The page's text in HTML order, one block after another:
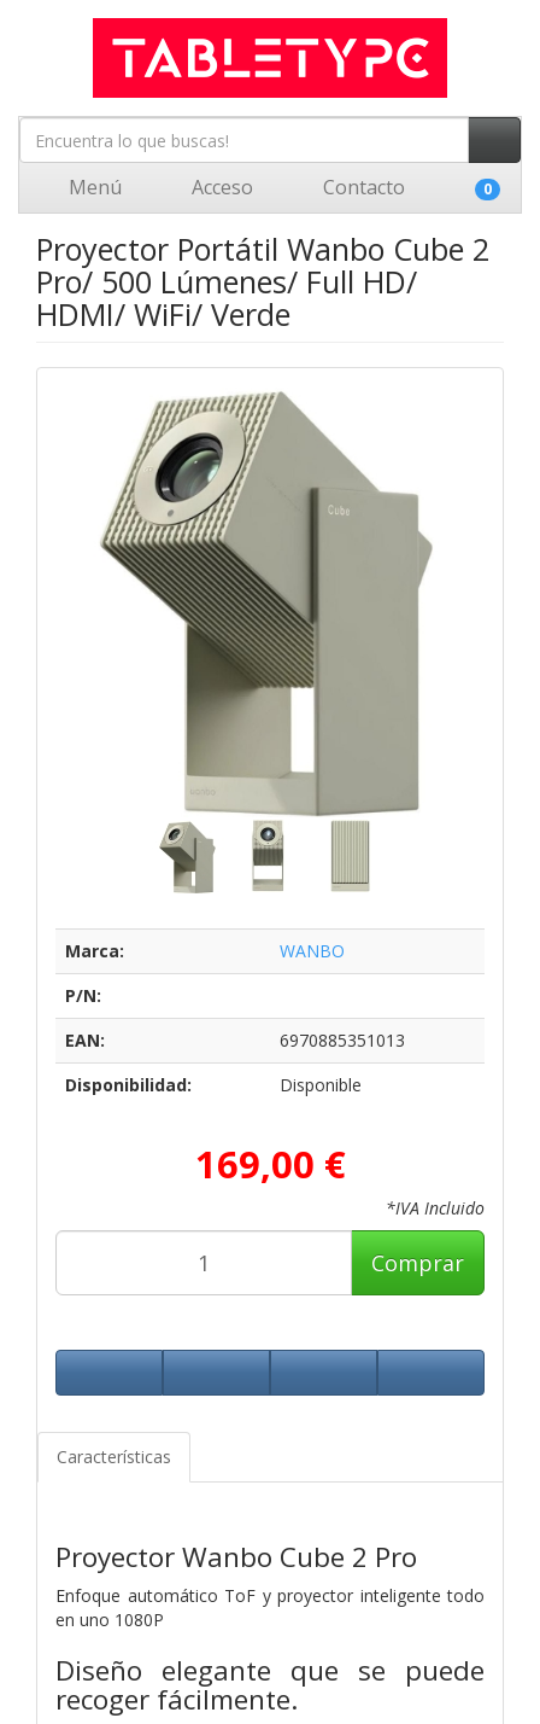
Menú Acceso Contacto 0
Proyector Portátil Wanbo Cube 2
Pro/ 500 Lúmenes/ Full HD/
HDMI/ WiFi/ Verde
Marca:
WANBO
P/N:
EAN:
6970885351013
Disponibilidad:
Disponible
169,00 €
*IVA Incluido
Comprar
Características
Proyector Wanbo Cube 2 Pro
Enfoque automático ToF y proyector inteligente todo
en uno 1080P
Diseño elegante que se puede
recoger fácilmente.